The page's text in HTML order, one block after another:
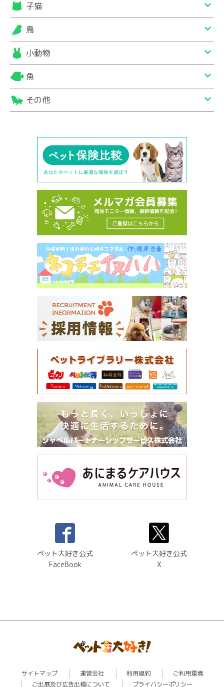
子猫
鳥
小動物
魚
その他
ペット大好き公式
FaceBook
ペット大好き公式
X
サイトマップ 運営会社 利用規約
ご利用環境
ご出展及び広告出稿について
プライバシーポリシー